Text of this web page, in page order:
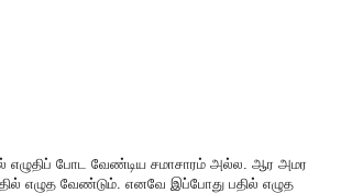
எழுதிப் போட வேண்டிய சமாசாரம் அல்ல. ஆர அமர
எழுத வேண்டும். எனவே இப்போது பதில் எழுத